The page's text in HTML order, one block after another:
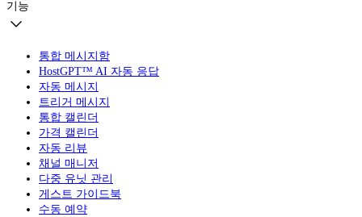
기능
통합 메시지함
HostGPT™ AI 자동 응답
자동 메시지
트리거 메시지
통합 캘린더
가격 캘린더
자동 리뷰
채널 매니저
다중 유닛 관리
게스트 가이드북
수동 예약